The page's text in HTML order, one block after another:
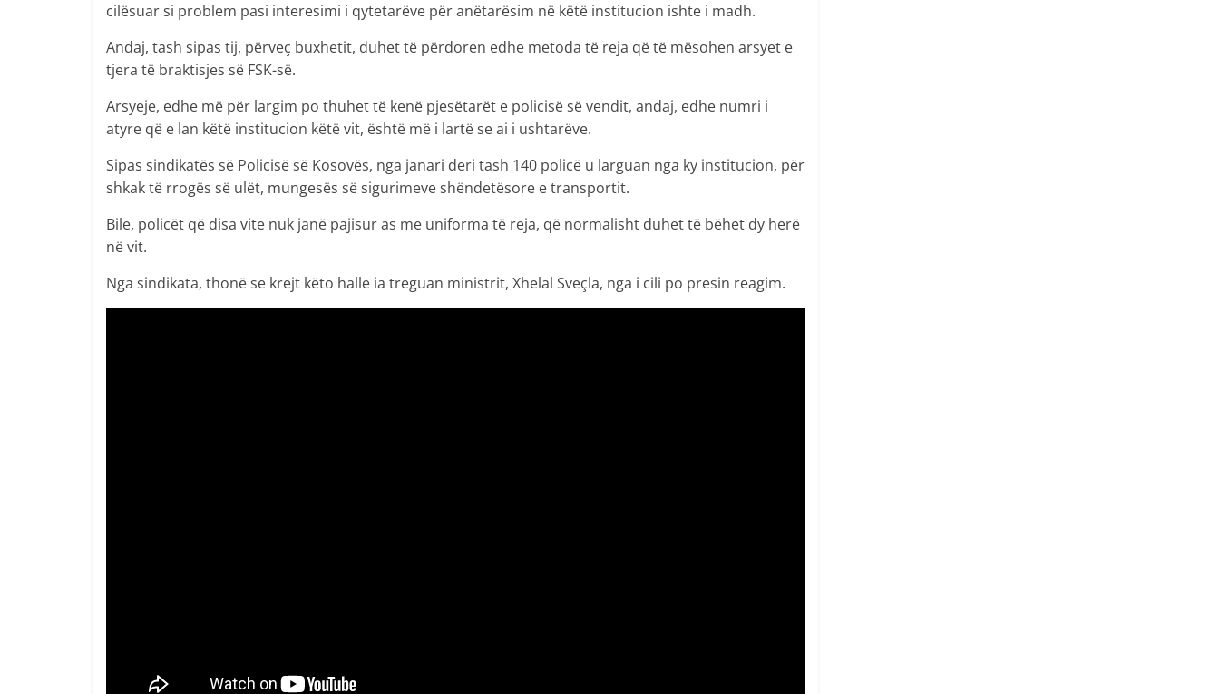
cilësuar si problem pasi interesimi i qytetarëve për anëtarësim në këtë institucion ishte i madh.
Andaj, tash sipas tij, përveç buxhetit, duhet të përdoren edhe metoda të reja që të mësohen arsyet e
tjera të braktisjes së FSK-së.
Arsyeje, edhe më për largim po thuhet të kenë pjesëtarët e policisë së vendit, andaj, edhe numri i
atyre që e lan këtë institucion këtë vit, është më i lartë se ai i ushtarëve.
Sipas sindikatës së Policisë së Kosovës, nga janari deri tash 140 policë u larguan nga ky institucion, për
shkak të rrogës së ulët, mungesës së sigurimeve shëndetësore e transportit.
Bile, policët që disa vite nuk janë pajisur as me uniforma të reja, që normalisht duhet të bëhet dy herë
në vit.
Nga sindikata, thonë se krejt këto halle ia treguan ministrit, Xhelal Sveçla, nga i cili po presin reagim.